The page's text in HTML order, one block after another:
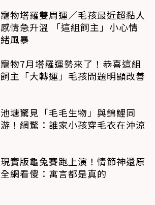
寵物塔羅雙周運／毛孩最近超黏人
感情急升溫 「這組飼主」小心情
緒風暴
寵物7月塔羅運勢來了！恭喜這組
飼主「大轉運」毛孩問題明顯改善
池塘驚見「毛毛生物」與錦鯉同
游！網驚：誰家小孩穿毛衣在沖涼
現實版龜兔賽跑上演！情節神還原
全網看傻：寓言都是真的